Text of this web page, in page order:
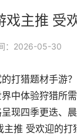
戏主推 受
：2026-05-30
打猎题材手游
中体验狩猎所
现四季更迭、
主推 受欢迎的打